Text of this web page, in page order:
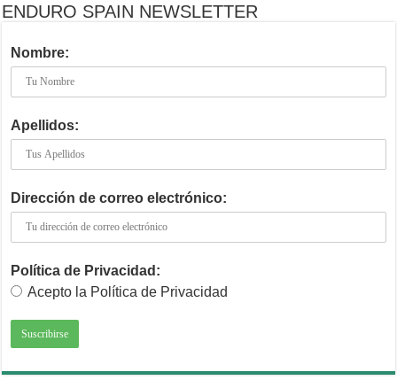
ENDURO SPAIN NEWSLETTER
Nombre:
Apellidos:
Dirección de correo electrónico:
Política de Privacidad:
Acepto la Política de Privacidad